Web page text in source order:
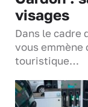
visages
Dans le cadre
vous emmène
touristique…